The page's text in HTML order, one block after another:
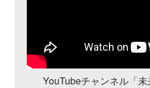
YouTubeチャンネル「